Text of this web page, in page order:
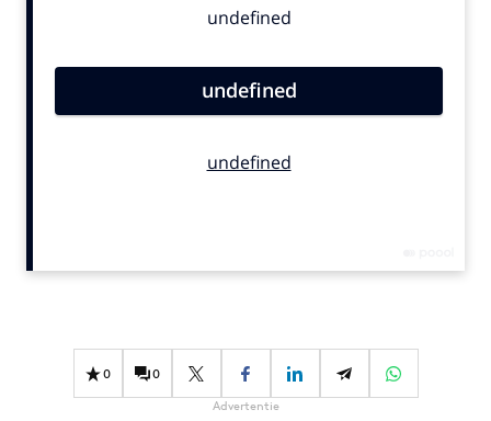
Contentmarketing
Effectiviteit
Gedragsverandering
0 0
Advertentie